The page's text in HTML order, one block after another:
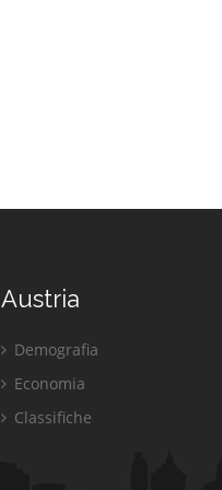
Austria
Demografia
Economia
Classifiche